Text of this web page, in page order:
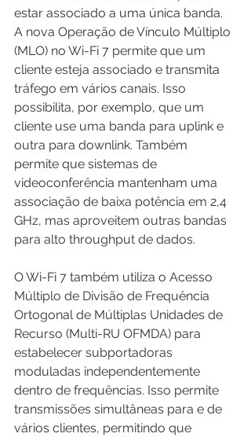
estar associado a uma única banda.
A nova Operação de Vínculo Múltiplo
(MLO) no Wi-Fi 7 permite que um
cliente esteja associado e transmita
tráfego em vários canais. Isso
possibilita, por exemplo, que um
cliente use uma banda para uplink e
outra para downlink. Também
permite que sistemas de
videoconferência mantenham uma
associação de baixa potência em 2,4
GHz, mas aproveitem outras bandas
para alto throughput de dados.
O Wi-Fi 7 também utiliza o Acesso
Múltiplo de Divisão de Frequência
Ortogonal de Múltiplas Unidades de
Recurso (Multi-RU OFMDA) para
estabelecer subportadoras
moduladas independentemente
dentro de frequências. Isso permite
transmissões simultâneas para e de
vários clientes, permitindo que